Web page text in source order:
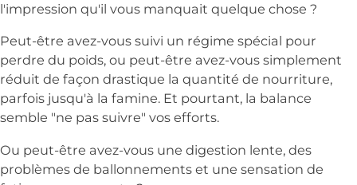
l'impression qu'il vous manquait quelque chose ?
Peut-être avez-vous suivi un régime spécial pour
perdre du poids, ou peut-être avez-vous simplement
réduit de façon drastique la quantité de nourriture,
parfois jusqu'à la famine. Et pourtant, la balance
semble "ne pas suivre" vos efforts.
Ou peut-être avez-vous une digestion lente, des
problèmes de ballonnements et une sensation de